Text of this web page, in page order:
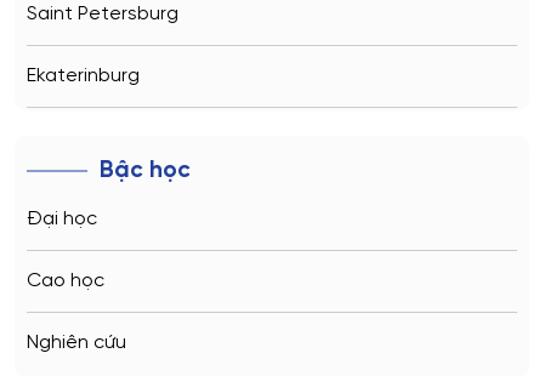
Saint Petersburg
Ekaterinburg
Bậc học
Đại học
Cao học
Nghiên cứu